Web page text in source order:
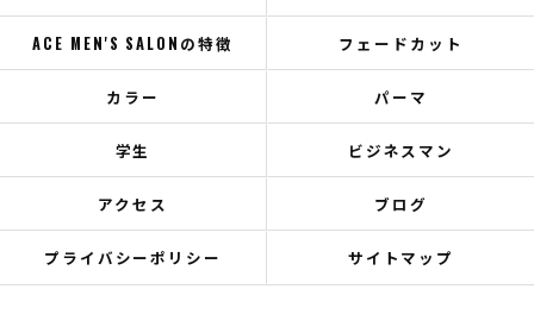
ACE MEN'S SALONの特徴 フェードカット
カラー パーマ
学生 ビジネスマン
アクセス ブログ
プライバシーポリシー サイトマップ